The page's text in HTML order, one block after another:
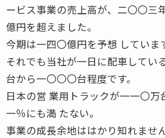
ービス事業の売上高が、二〇〇三
億円を超えました。
今期は一四〇億円を予想 していま
それでも当社が一日に配車してい
台から一〇〇〇台程度です。
日本の営 業用トラックが一一〇万
一％にも満 たない。
事業の成長余地ははかり知れません